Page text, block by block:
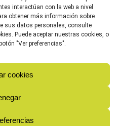
interactúan con la web a nivel
obtener más información sobre
sus datos personales, consulte
Puede aceptar nuestras cookies, o
"Ver preferencias".
cookies